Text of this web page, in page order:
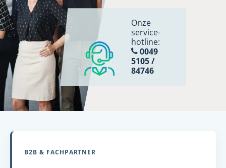
Onze
service-
hotline:
0049
5105 /
84746
B2B & FACHPARTNER